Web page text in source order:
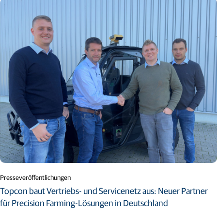
Presseveröffentlichungen
Topcon baut Vertriebs- und Servicenetz aus: Neuer Partner
für Precision Farming-Lösungen in Deutschland